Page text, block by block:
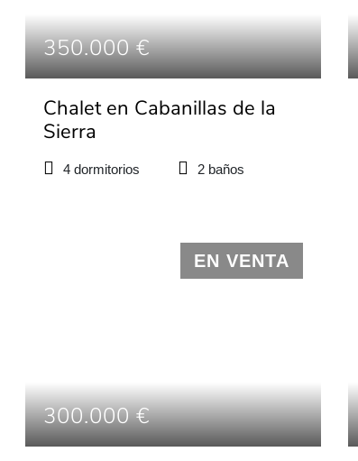
350.000 €
Chalet en Cabanillas de la
Sierra
2 baños
4 dormitorios
EN VENTA
300.000 €